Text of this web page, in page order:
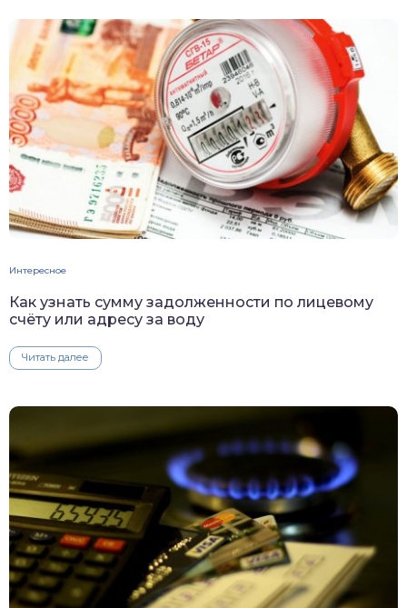
Интересное
Как узнать сумму задолженности по лицевому
счёту или адресу за воду
Читать далее